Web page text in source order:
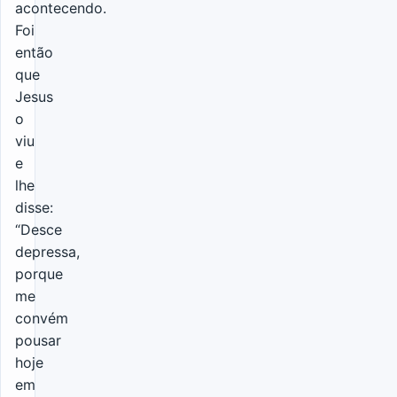
acontecendo.
Foi
então
que
Jesus
o
viu
e
lhe
disse:
“Desce
depressa,
porque
me
convém
pousar
hoje
em